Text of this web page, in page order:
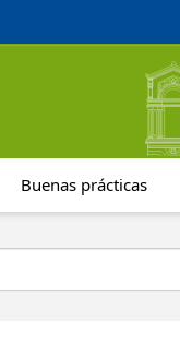
Buenas prácticas